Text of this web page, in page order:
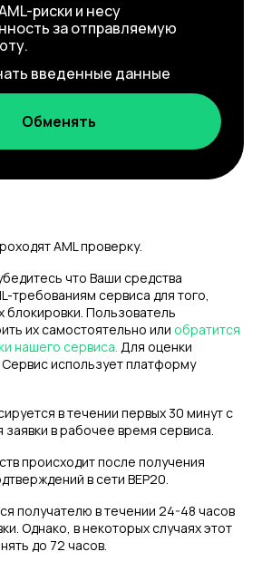
риски и несу
за отправляемую
введенные данные
AML проверку.
что Ваши средства
требованиям сервиса для того,
блокировки. Пользователь
их самостоятельно или обратится
нашего сервиса. Для оценки
использует платформу
в течении первых 30 минут с
в рабочее время сервиса.
происходит после получения
в сети BEP20.
получателю в течении 24-48 часов
Однако, в некоторых случаях этот
до 72 часов.